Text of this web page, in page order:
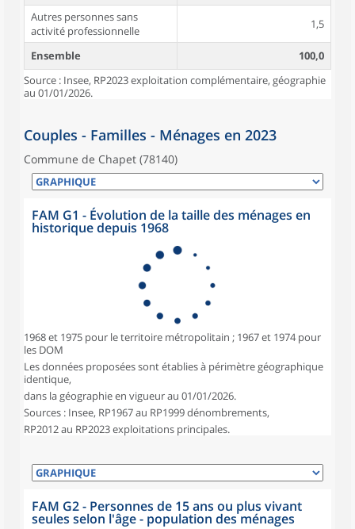
Autres personnes sans
activité professionnelle
1,5
Ensemble
100,0
Source : Insee, RP2023 exploitation complémentaire, géographie
au 01/01/2026.
Couples - Familles - Ménages en 2023
Commune de Chapet (78140)
FAM G1 - Évolution de la taille des ménages en
historique depuis 1968
1968 et 1975 pour le territoire métropolitain ; 1967 et 1974 pour
les DOM
Les données proposées sont établies à périmètre géographique
identique,
dans la géographie en vigueur au 01/01/2026.
Sources : Insee, RP1967 au RP1999 dénombrements,
RP2012 au RP2023 exploitations principales.
FAM G2 - Personnes de 15 ans ou plus vivant
seules selon l'âge - population des ménages